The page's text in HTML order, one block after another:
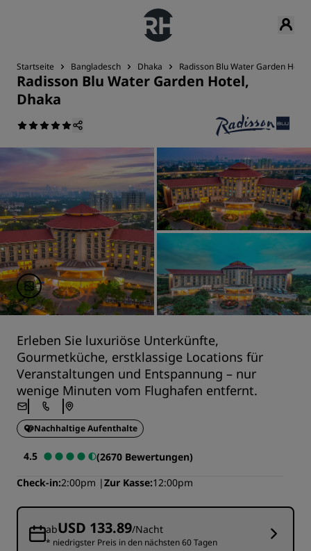
Startseite Bangladesch Dhaka Radisson Blu Water Garden
Radisson Blu Water Garden Hotel,
Dhaka
Erleben Sie luxuriöse Unterkünfte,
Gourmetküche, erstklassige Locations für
Veranstaltungen und Entspannung – nur
wenige Minuten vom Flughafen entfernt.
Nachhaltige Aufenthalte
4.5
(2670 Bewertungen)
Check-in 2:00pm Zur Kasse 12:00pm
abUSD 133.89/Nacht
* niedrigster Preis in den nächsten 60 Tagen